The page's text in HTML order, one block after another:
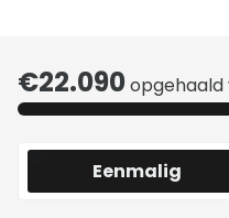
€22.090opgehaald
Eenmalig